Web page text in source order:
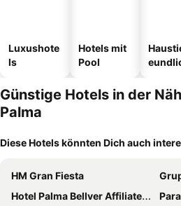
Luxushote
ls
Hotels mit
Pool
Günstige Hotels in der
Palma
Diese Hotels könnten Dich auch
HM Gran Fiesta
Hotel Palma Bellver Affiliated by Meliá